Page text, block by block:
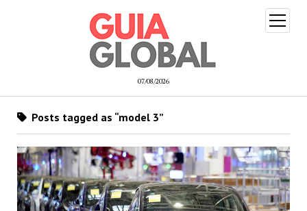
07/08/2026
open
menu
Posts tagged as “model 3”